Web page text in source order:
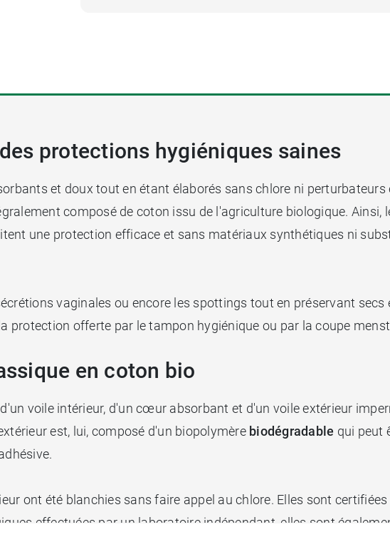
protections hygiéniques saines
et doux tout en étant élaborés sans chlore ni perturbateurs
composé de coton issu de l'agriculture biologique. Ainsi,
une protection efficace et sans matériaux synthétiques ni
vaginales ou encore les spottings tout en préservant secs
protection offerte par le tampon hygiénique ou par la coupe
en coton bio
voile intérieur, d'un cœur absorbant et d'un voile extérieur
est, lui, composé d'un biopolymère biodégradable qui peut
ont été blanchies sans faire appel au chlore. Elles sont certifiées
effectuées par un laboratoire indépendant, elles sont